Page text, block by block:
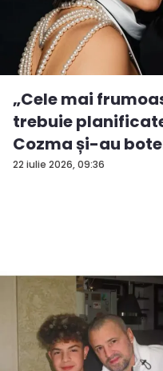
22 iulie 2026, 09:36
„Cele mai
trebuie
Cozma și-au
ziua...